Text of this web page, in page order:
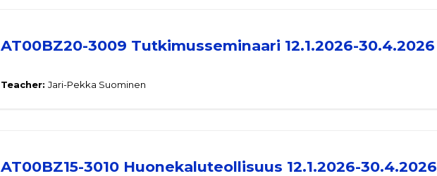
AT00BZ20-3009 Tutkimusseminaari 12.1.2026-30.4.2026
Teacher: Jari-Pekka Suominen
AT00BZ15-3010 Huonekaluteollisuus 12.1.2026-30.4.2026